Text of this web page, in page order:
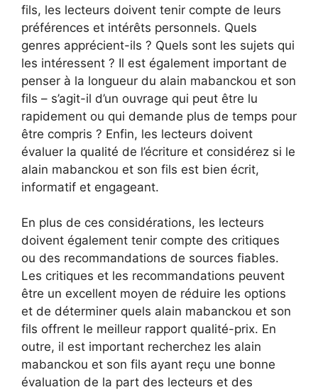
fils, les lecteurs doivent tenir compte de leurs
préférences et intérêts personnels. Quels
genres apprécient-ils ? Quels sont les sujets qui
les intéressent ? Il est également important de
penser à la longueur du alain mabanckou et son
fils – s’agit-il d’un ouvrage qui peut être lu
rapidement ou qui demande plus de temps pour
être compris ? Enfin, les lecteurs doivent
évaluer la qualité de l’écriture et considérez si le
alain mabanckou et son fils est bien écrit,
informatif et engageant.
En plus de ces considérations, les lecteurs
doivent également tenir compte des critiques
ou des recommandations de sources fiables.
Les critiques et les recommandations peuvent
être un excellent moyen de réduire les options
et de déterminer quels alain mabanckou et son
fils offrent le meilleur rapport qualité-prix. En
outre, il est important recherchez les alain
mabanckou et son fils ayant reçu une bonne
évaluation de la part des lecteurs et des